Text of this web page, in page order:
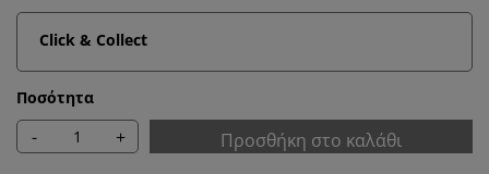
Click & Collect
Ποσότητα
- + Προσθήκη στο καλάθι